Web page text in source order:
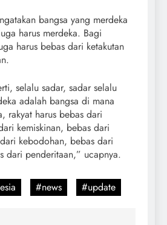
bangsa yang merdeka
harus merdeka. Bagi
harus bebas dari ketakutan
selalu sadar, sadar selalu
adalah bangsa di mana
rakyat harus bebas dari
kemiskinan, bebas dari
kebodohan, bebas dari
dari penderitaan,” ucapnya.
#news #update